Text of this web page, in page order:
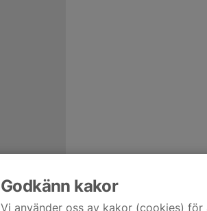
Godkänn kakor
Vi använder oss av kakor (cookies)